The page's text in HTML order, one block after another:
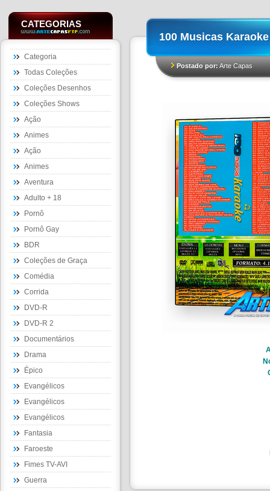
CATEGORIAS
Categoria
Todas Coleções
Coleções Desenhos
Coleções Shows
Ação
Animes
Ação
Animes
Aventura
Adulto + 18
Pornô
Pornô Gay
BDR
Coleções de Graça
Comédia
Corrida
DVD-R
DVD-R 2
Documentários
Drama
Épico
Evangélicos
Evangélicos
Evangélicos
Fantasia
Faroeste
Fimes TV-AVI
Guerra
100 Musicas Karaoke
Postado por:Arte Capas